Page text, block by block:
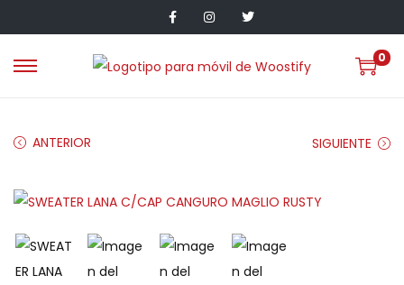
0
ANTERIOR SIGUIENTE